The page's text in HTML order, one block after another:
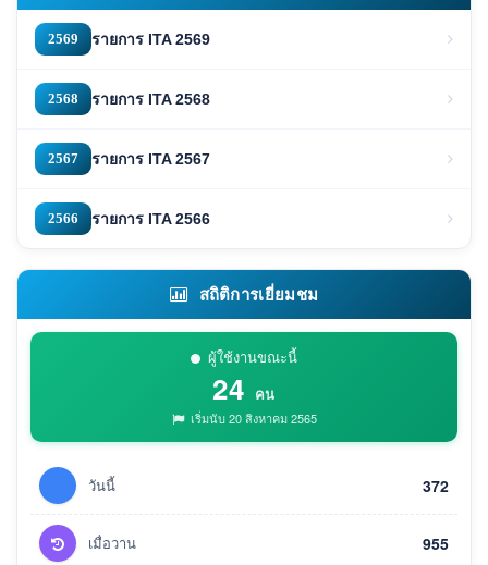
2569 รายการ ITA 2569
2568 รายการ ITA 2568
2567 รายการ ITA 2567
2566 รายการ ITA 2566
สถิติการเยี่ยมชม
ผู้ใช้งานขณะนี้
24 คน
เริ่มนับ 20 สิงหาคม 2565
วันนี้ 372
เมื่อวาน 955